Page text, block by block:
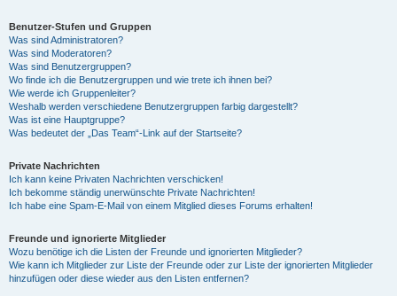
Benutzer-Stufen und Gruppen
Was sind Administratoren?
Was sind Moderatoren?
Was sind Benutzergruppen?
Wo finde ich die Benutzergruppen und wie trete ich ihnen bei?
Wie werde ich Gruppenleiter?
Weshalb werden verschiedene Benutzergruppen farbig dargestellt?
Was ist eine Hauptgruppe?
Was bedeutet der „Das Team“-Link auf der Startseite?
Private Nachrichten
Ich kann keine Privaten Nachrichten verschicken!
Ich bekomme ständig unerwünschte Private Nachrichten!
Ich habe eine Spam-E-Mail von einem Mitglied dieses Forums erhalten!
Freunde und ignorierte Mitglieder
Wozu benötige ich die Listen der Freunde und ignorierten Mitglieder?
Wie kann ich Mitglieder zur Liste der Freunde oder zur Liste der ignorierten Mitglieder
hinzufügen oder diese wieder aus den Listen entfernen?